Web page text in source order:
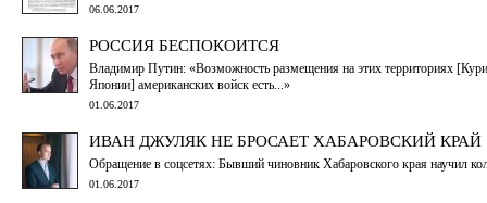
06.06.2017
РОССИЯ БЕСПОКОИТСЯ
Владимир Путин: «Возможность размещения на этих территориях
Японии] американских войск есть...»
01.06.2017
ИВАН ДЖУЛЯК НЕ БРОСАЕТ ХАБАРОВСКИЙ КРАЙ
Обращение в соцсетях: Бывший чиновник Хабаровского края научил
01.06.2017